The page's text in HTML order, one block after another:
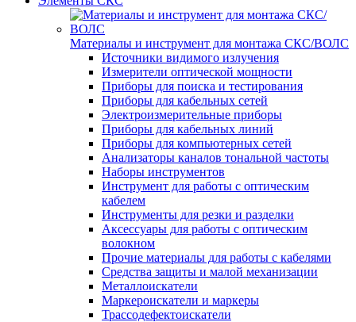
Материалы и инструмент для монтажа СКС/ВОЛС
Источники видимого излучения
Измерители оптической мощности
Приборы для поиска и тестирования
Приборы для кабельных сетей
Электроизмерительные приборы
Приборы для кабельных линий
Приборы для компьютерных сетей
Анализаторы каналов тональной частоты
Наборы инструментов
Инструмент для работы с оптическим
кабелем
Инструменты для резки и разделки
Аксессуары для работы с оптическим
волокном
Прочие материалы для работы с кабелями
Средства защиты и малой механизации
Металлоискатели
Маркероискатели и маркеры
Трассодефектоискатели